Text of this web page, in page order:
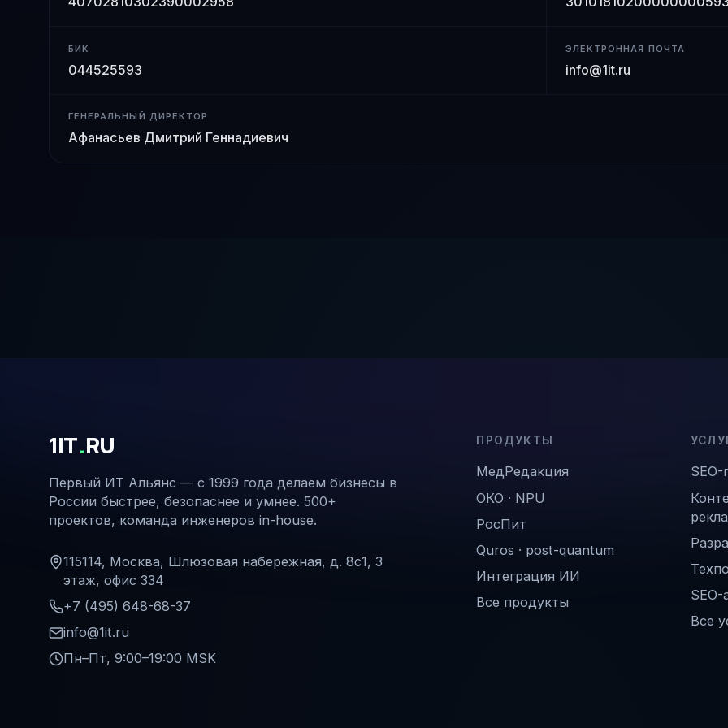
БИК
044525593
ЭЛЕКТРОННАЯ ПОЧТА
info@1it.ru
ГЕНЕРАЛЬНЫЙ ДИРЕКТОР
Афанасьев Дмитрий Геннадиевич
1IT.RU
Первый ИТ Альянс — с 1999 года делаем бизнесы в
России быстрее, безопаснее и умнее. 500+
проектов, команда инженеров in-house.
115114, Москва, Шлюзовая набережная, д. 8с1, 3
этаж, офис 334
+7 (495) 648-68-37
info@1it.ru
Пн–Пт, 9:00–19:00 MSK
ПРОДУКТЫ
МедРедакция
ОКО · NPU
РосПит
Quros · post-quantum
Интеграция ИИ
Все продукты
SEO-
Все